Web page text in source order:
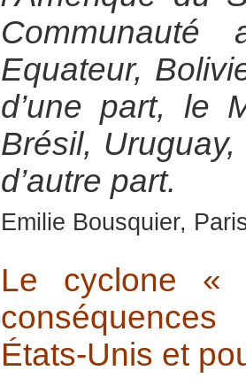
Communauté
Equateur,
d’une part, le
Brésil,
d’autre part.
Emilie Bousquier,
Le cyclone «
États-Unis et